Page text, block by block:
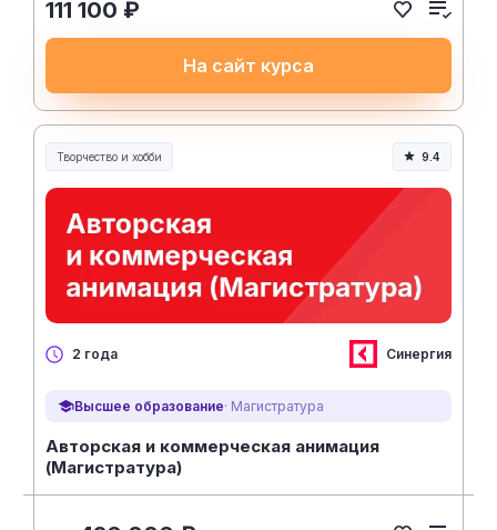
111 100 ₽
На сайт курса
Творчество и хобби
Творчество, контент и хобби
9.4
2 года Синергия
Высшее образование· Магистратура
Авторская и коммерческая анимация
(Магистратура)